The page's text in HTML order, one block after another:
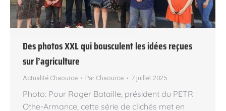
Des photos XXL qui bousculent les idées reçues
sur l’agriculture
Actualité Chaource Par Chaource 7 juillet 2025
Photo: Pour Roger Bataille, président du PETR
Othe-Armance, cette série de clichés met en